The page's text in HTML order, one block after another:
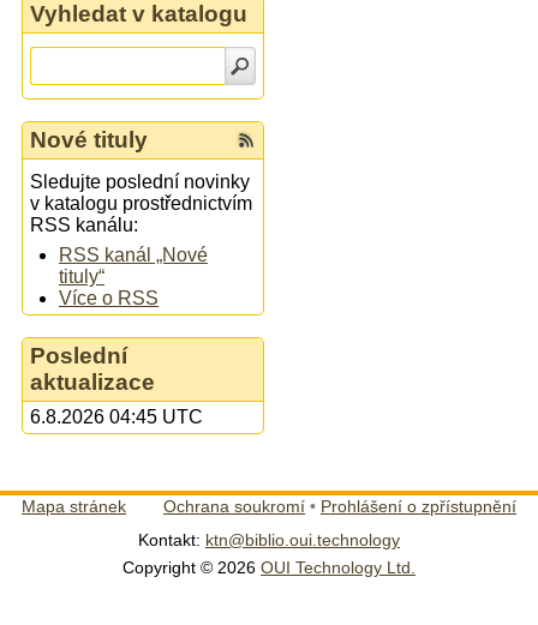
Vyhledat v katalogu
Nové tituly
Sledujte poslední novinky
v katalogu prostřednictvím
RSS kanálu:
RSS kanál „Nové
tituly“
Více o RSS
Poslední
aktualizace
6.8.2026 04:45 UTC
Mapa stránek Ochrana soukromí • Prohlášení o zpřístupnění
Kontakt: ktn@biblio.oui.technology
Copyright © 2026 OUI Technology Ltd.